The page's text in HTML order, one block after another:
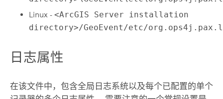
Linux -<ArcGIS Server installation
directory>/GeoEvent/etc/
日志属性
在该文件中，包含全局日志系统以及每个已配置的单个